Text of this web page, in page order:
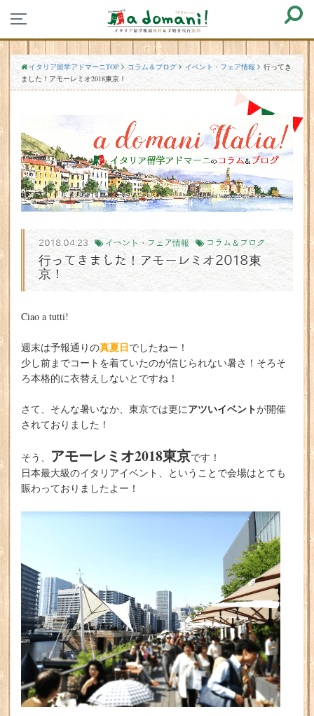
イタリア留学アドマーニTOP コラム＆ブログ イベント・フェア情報
行ってき
ました！アモーレミオ2018東京！
2018.04.23 イベント・フェア情報 コラム＆ブログ
行ってきました！アモーレミオ2018東
京！
Ciao a tutti!
週末は予報通りの真夏日でしたねー！
少し前までコートを着ていたのが信じられない暑さ！そろそ
ろ本格的に衣替えしないとですね！
さて、そんな暑いなか、東京では更にアツいイベントが開催
されておりました！
そう、 アモーレミオ2018東京です！
日本最大級のイタリアイベント、ということで会場はとても
賑わっておりましたよー！